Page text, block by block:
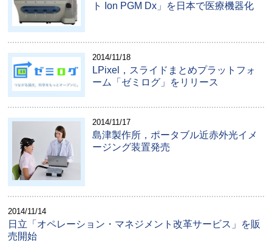
ト Ion PGM Dx」を日本で医療機器化
2014/11/18
LPixel，スライドまとめプラットフォ
ーム「ゼミログ」をリリース
2014/11/17
島津製作所，ポータブル近赤外光イメ
ージング装置発売
2014/11/14
日立「オペレーション・マネジメント改革サービス」を販
売開始